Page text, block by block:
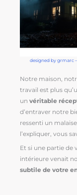
designed by grmarc
Notre maison,
travail est plus
un véritable
d’entraver notre
ressenti un
l’expliquer, vous
Et si une partie de
intérieure venait
subtile de votre